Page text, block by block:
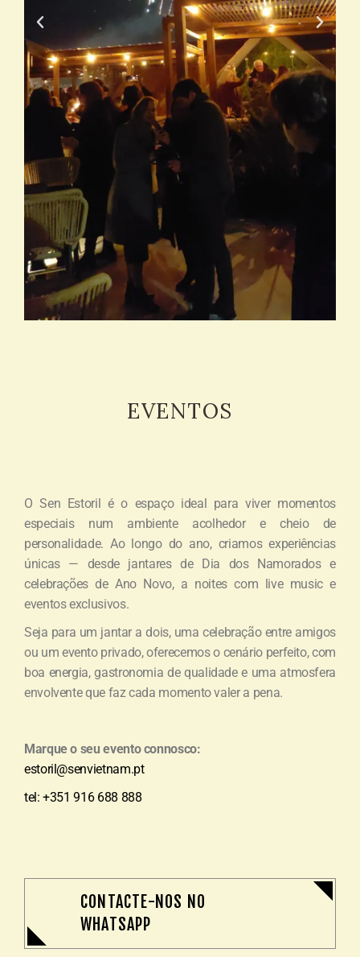
EVENTOS
O Sen Estoril é o espaço ideal para viver momentos
especiais num ambiente acolhedor e cheio de
personalidade. Ao longo do ano, criamos experiências
únicas — desde jantares de Dia dos Namorados e
celebrações de Ano Novo, a noites com live music e
eventos exclusivos.
Seja para um jantar a dois, uma celebração entre amigos
ou um evento privado, oferecemos o cenário perfeito, com
boa energia, gastronomia de qualidade e uma atmosfera
envolvente que faz cada momento valer a pena.
Marque o seu evento connosco:
estoril@senvietnam.pt
tel: +351 916 688 888
CONTACTE-NOS NO
WHATSAPP